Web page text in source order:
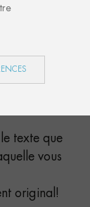
que
texte que
vous
original!